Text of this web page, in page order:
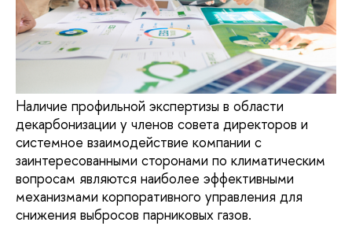
Наличие профильной экспертизы в области
декарбонизации у членов совета директоров и
системное взаимодействие компании с
заинтересованными сторонами по климатическим
вопросам являются наиболее эффективными
механизмами корпоративного управления для
снижения выбросов парниковых газов.